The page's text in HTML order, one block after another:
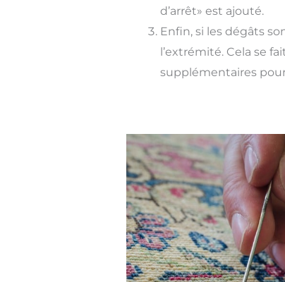
d’arrêt» est ajouté.
Enfin, si les dégâts
l’extrémité. Cela se
supplémentaires